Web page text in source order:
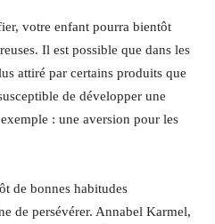
votre enfant pourra bientôt
Il est possible que dans les
attiré par certains produits que
de développer une
: une aversion pour les
de bonnes habitudes
de persévérer. Annabel Karmel,